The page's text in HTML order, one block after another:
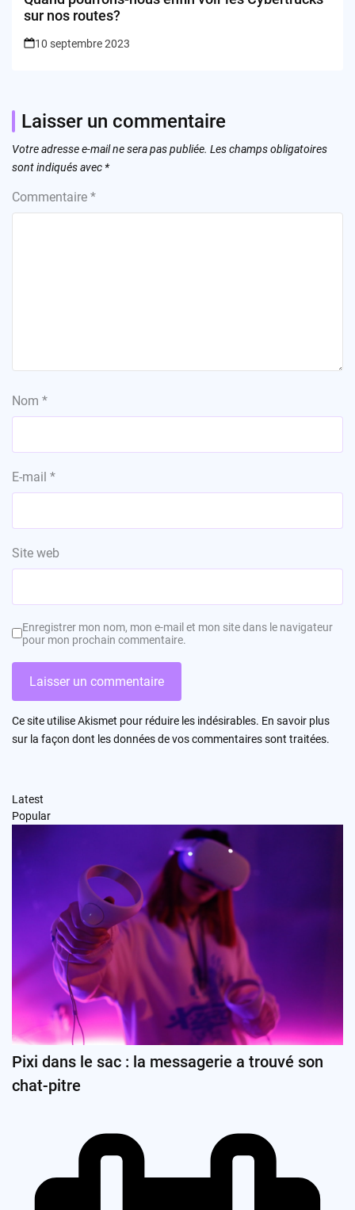
sur nos routes?
10 septembre 2023
Laisser un commentaire
Votre adresse e-mail ne sera pas publiée. Les champs obligatoires
sont indiqués avec *
Commentaire *
Nom *
E-mail *
Site web
Enregistrer mon nom, mon e-mail et mon site dans le navigateur
pour mon prochain commentaire.
Ce site utilise Akismet pour réduire les indésirables. En savoir plus
sur la façon dont les données de vos commentaires sont traitées.
Latest
Popular
Pixi dans le sac : la messagerie a trouvé son
chat-pitre